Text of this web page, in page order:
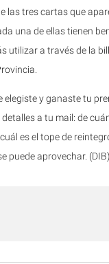
las tres cartas que
una de ellas tienen
utilizar a través de la
elegiste y ganaste tu
a tu mail: de
es el tope de
puede aprovechar. (DIB)